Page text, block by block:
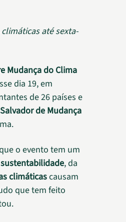
até sexta-
Mudança do Clima
dia 19, em
de 26 países e
de Mudança
o evento tem um
sustentabilidade, da
climáticascausam
que tem feito